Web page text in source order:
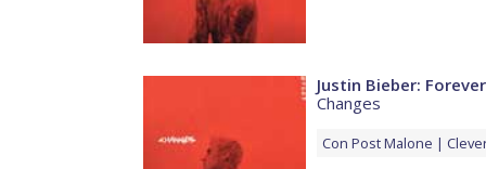
Justin Bieber: Forever
Changes
Con Post Malone